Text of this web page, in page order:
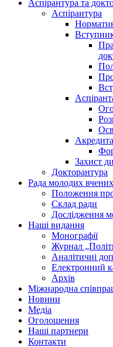
Аспірантура та
Аспірантура
Захист
Докторантура
Рада молодих вчених
Положення
Склад ради
Дослідження
Наші видання
Монографії
Журнал
Аналітичні
Електронний
Архів
Міжнародна
Новини
Медіa
Оголошення
Наші партнери
Контакти